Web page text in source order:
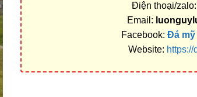
Điện thoại/zalo:
Email:
Facebook: Đá mỹ
Website: